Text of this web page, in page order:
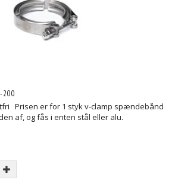
200
Prisen er for 1 styk v-clamp spændebånd
af, og fås i enten stål eller alu.